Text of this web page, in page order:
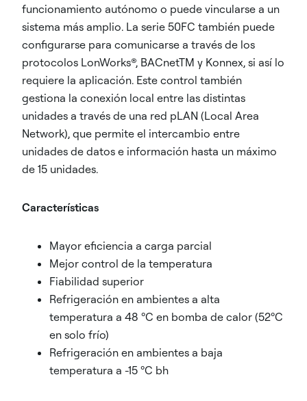
funcionamiento autónomo o puede vincularse a un
sistema más amplio. La serie 50FC también puede
configurarse para comunicarse a través de los
protocolos LonWorks®, BACnetTM y Konnex, si así lo
requiere la aplicación. Este control también
gestiona la conexión local entre las distintas
unidades a través de una red pLAN (Local Area
Network), que permite el intercambio entre
unidades de datos e información hasta un máximo
de 15 unidades.
Características
Mayor eficiencia a carga parcial
Mejor control de la temperatura
Fiabilidad superior
Refrigeración en ambientes a alta
temperatura a 48 ºC en bomba de calor (52ºC
en solo frío)
Refrigeración en ambientes a baja
temperatura a -15 ºC bh